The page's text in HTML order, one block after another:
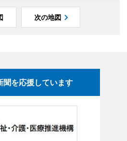
次の地図
聞を応援しています